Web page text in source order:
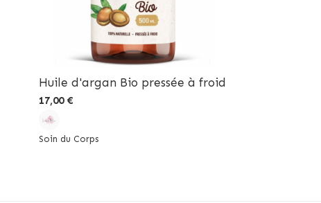
Huile d'argan Bio pressée à froid
17,00 €
Soin du Corps